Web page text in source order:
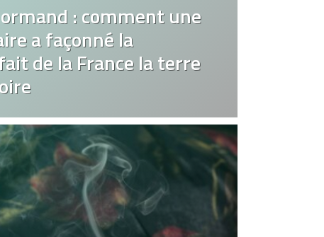
: comment une
a façonné la
de la France la terre